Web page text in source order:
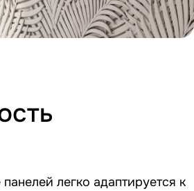
легко адаптируется к